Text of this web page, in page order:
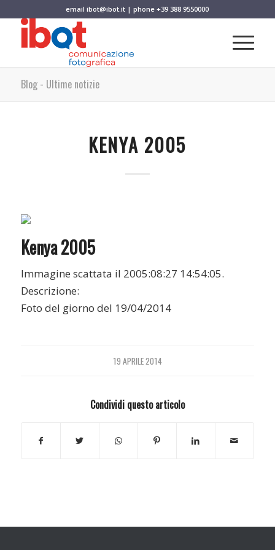
emailibot@ibot.it | phone+39 388 9550000
Blog - Ultime notizie
KENYA 2005
Kenya 2005
Immagine scattata il 2005:08:27 14:54:05.
Descrizione:
Foto del giorno del 19/04/2014
19 APRILE 2014
Condividi questo articolo